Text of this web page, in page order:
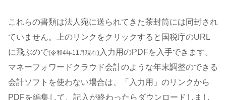
これらの書類は法人宛に送られてきた茶封筒には同封され
ていません。上のリンクをクリックすると国税庁のURL
に飛ぶので(令和4年11月現在) 入力用のPDFを入手できます。
マネーフォワードクラウド会計のような年末調整のできる
会計ソフトを使わない場合は、「入力用」のリンクから
PDFを編集して、記入が終わったらダウンロードしまし